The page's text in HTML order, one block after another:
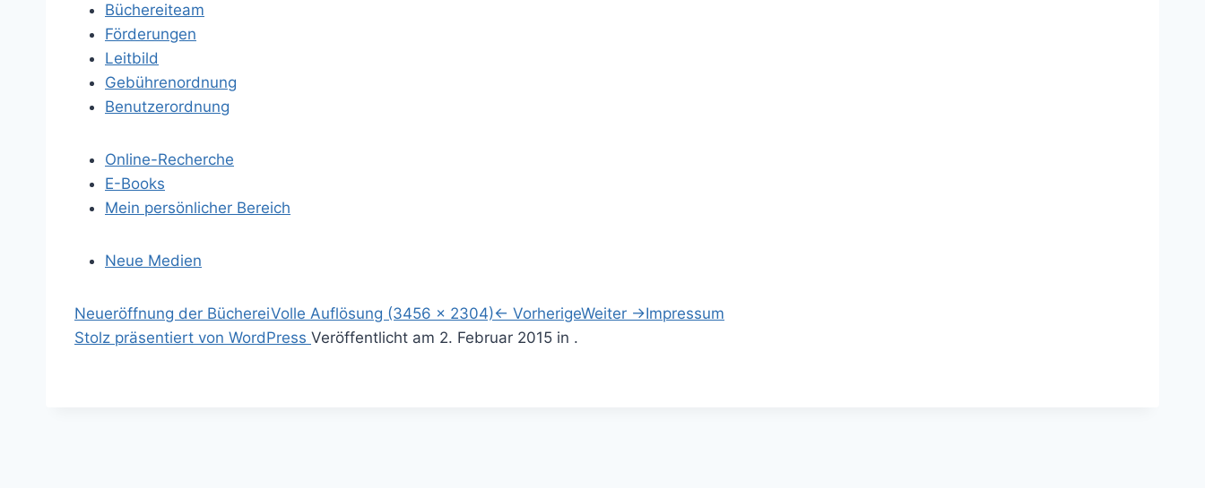
Büchereiteam
Förderungen
Leitbild
Gebührenordnung
Benutzerordnung
Online-Recherche
E-Books
Mein persönlicher Bereich
Neue Medien
S
p
Neueröffnung der BüchereiVolle Auflösung (3456 × 2304)← VorherigeWeiter →Impressum
Stolz präsentiert von WordPress S
Veröffentlicht am 2. Februar 2015 in .